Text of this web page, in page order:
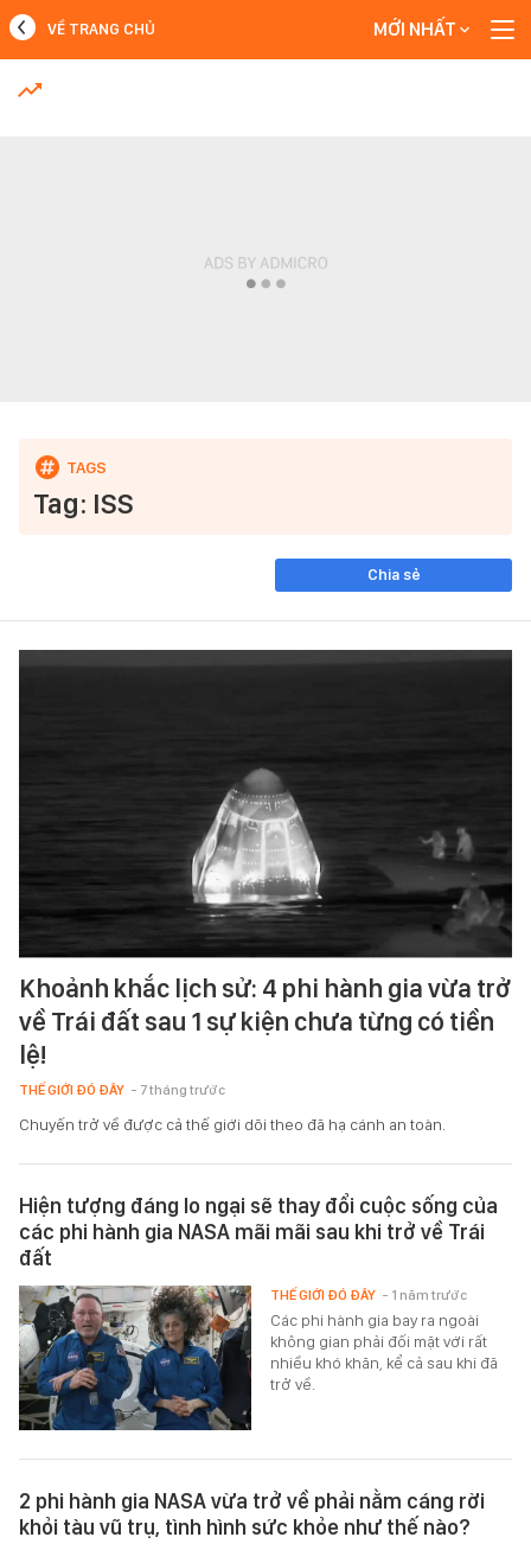
MỚI NHẤT
VỀ TRANG CHỦ MỚI NHẤT
Tag: ISS
Chia sẻ
Khoảnh khắc lịch sử: 4 phi hành gia vừa trở
về Trái đất sau 1 sự kiện chưa từng có tiền
lệ!
THẾ GIỚI ĐÓ ĐÂY - 7 tháng trước
Chuyến trở về được cả thế giới dõi theo đã hạ cánh an toàn.
Hiện tượng đáng lo ngại sẽ thay đổi cuộc sống của
các phi hành gia NASA mãi mãi sau khi trở về Trái
đất
Các phi hành gia bay ra ngoài
không gian phải đối mặt với rất
nhiều khó khăn, kể cả sau khi đã
trở về.
THẾ GIỚI ĐÓ ĐÂY - 1 năm trước
2 phi hành gia NASA vừa trở về phải nằm cáng rời
khỏi tàu vũ trụ, tình hình sức khỏe như thế nào?